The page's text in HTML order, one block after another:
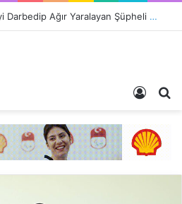
Ortopedik Engelli Bireyi Darbedip Ağır Yaralayan Şüpheli Tutuklandı
Giriş